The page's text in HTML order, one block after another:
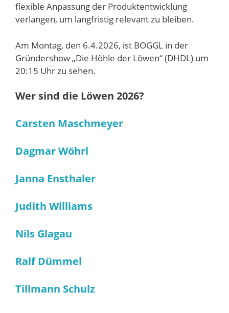
flexible Anpassung der Produktentwicklung
verlangen, um langfristig relevant zu bleiben.
Am Montag, den 6.4.2026, ist BOGGL in der
Gründershow „Die Höhle der Löwen“ (DHDL) um
20:15 Uhr zu sehen.
Wer sind die Löwen 2026?
Carsten Maschmeyer
Dagmar Wöhrl
Janna Ensthaler
Judith Williams
Nils Glagau
Ralf Dümmel
Tillmann Schulz